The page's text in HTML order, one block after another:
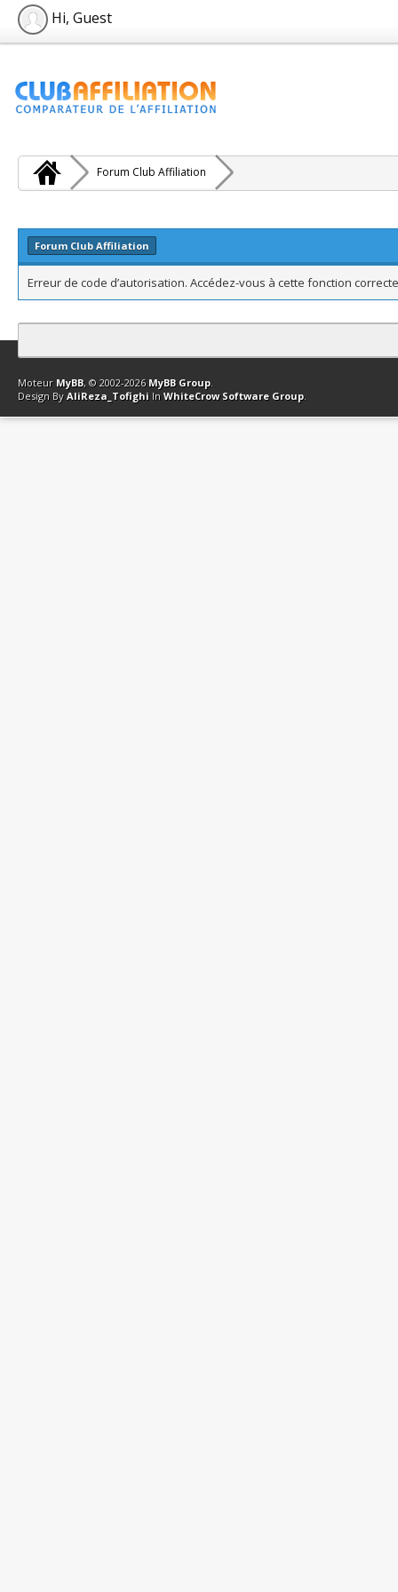
Hi, Guest
Forum Club Affiliation
Forum Club Affiliation
Erreur de code d’autorisation. Accédez-vous à cette fonction
Contact Club Affiliation Retourner en haut Version bas-débit
Moteur MyBB, © 2002-2026 MyBB Group.
Design By AliReza_Tofighi In WhiteCrow Software Group.